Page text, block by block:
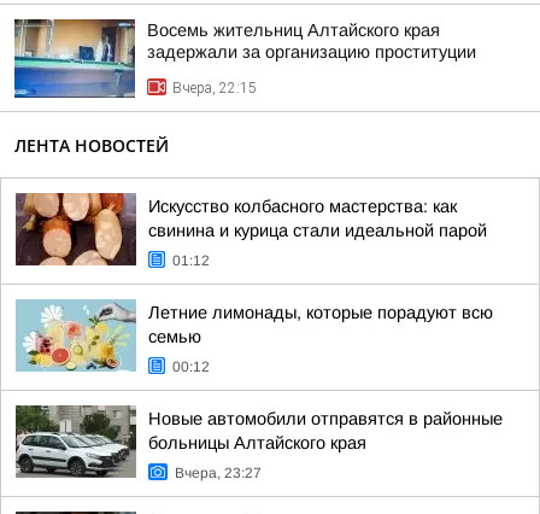
Восемь жительниц Алтайского края
задержали за организацию проституции
Вчера, 22:15
ЛЕНТА НОВОСТЕЙ
Искусство колбасного мастерства: как
свинина и курица стали идеальной парой
01:12
Летние лимонады, которые порадуют всю
семью
00:12
Новые автомобили отправятся в районные
больницы Алтайского края
Вчера, 23:27